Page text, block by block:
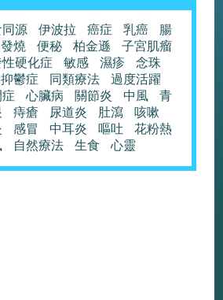
源 伊波拉 癌症 乳癌
腸
發燒
便秘 柏金遜
子宮肌瘤
硬化症
敏感 濕疹
念珠
抑鬱症
同類療法
過度活躍
心臟病 關節炎 中風
青
痔瘡 尿道炎 肚瀉
咳嗽
感冒 中耳炎 嘔吐
花粉熱
自然療法 生食 心靈